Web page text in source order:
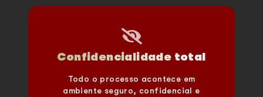
Confidencialidade total
Todo o processo acontece em
ambiente seguro, confidencial e